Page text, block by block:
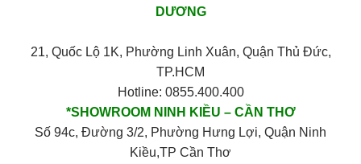
DƯƠNG
21, Quốc Lộ 1K, Phường Linh Xuân, Quận Thủ Đức,
TP.HCM
Hotline: 0855.400.400
*SHOWROOM NINH KIỀU – CẦN THƠ
Số 94c, Đường 3/2, Phường Hưng Lợi, Quận Ninh
Kiều,TP Cần Thơ